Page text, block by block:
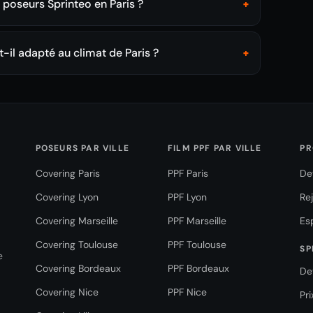
Sprinteo en Paris ? +
il adapté au climat de Paris ? +
POSEURS PAR VILLE
Covering Paris
Covering Lyon
Covering Marseille
Covering Toulouse
Covering Bordeaux
Covering Nice
FILM PPF PAR VILLE
PPF Paris
PPF Lyon
PPF Marseille
PPF Toulouse
PPF Bordeaux
PPF Nice